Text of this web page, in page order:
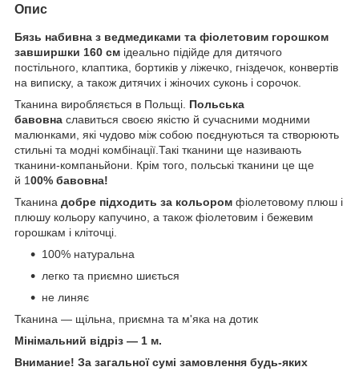
Опис
Бязь набивна з ведмедиками та фіолетовим горошком
завширшки 160 см ідеально підійде для дитячого
постільного, клаптика, бортиків у ліжечко, гніздечок, конвертів
на виписку, а також дитячих і жіночих суконь і сорочок.
Тканина виробляється в Польщі. Польська
бавовна славиться своєю якістю й сучасними модними
малюнками, які чудово між собою поєднуються та створюють
стильні та модні комбінації.Такі тканини ще називають
тканини-компаньйони. Крім того, польські тканини це ще
й 100% бавовна!
Тканина добре підходить за кольором фіолетовому плюш і
плюшу кольору капучино, а також фіолетовим і бежевим
горошкам і кліточці.
100% натуральна
легко та приємно шиється
не линяє
Тканина — щільна, приємна та м'яка на дотик
Мінімальний відріз — 1 м.
Внимание! За загальної сумі замовлення будь-яких